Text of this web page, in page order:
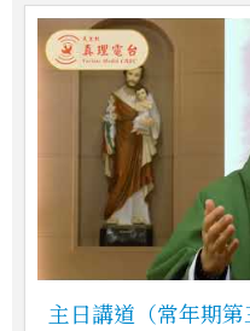
主日講道（常年期